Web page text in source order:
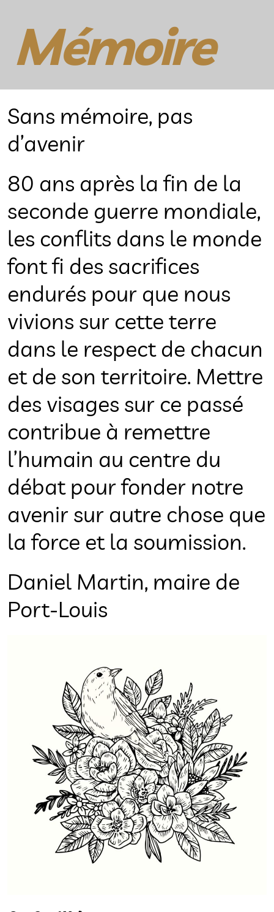
Mémoire
Sans mémoire, pas
d’avenir
80 ans après la fin de la
seconde guerre mondiale,
les conflits dans le monde
font fi des sacrifices
endurés pour que nous
vivions sur cette terre
dans le respect de chacun
et de son territoire. Mettre
des visages sur ce passé
contribue à remettre
l’humain au centre du
débat pour fonder notre
avenir sur autre chose que
la force et la soumission.
Daniel Martin, maire de
Port-Louis